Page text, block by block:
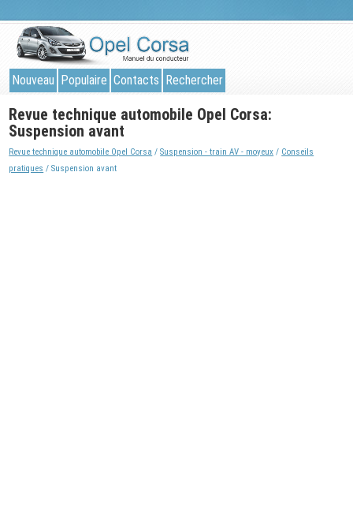
Nouveau Populaire Contacts Rechercher
Revue technique automobile Opel Corsa:
Suspension avant
Revue technique automobile Opel Corsa /Suspension - train AV - moyeux / Conseils
pratiques / Suspension avant